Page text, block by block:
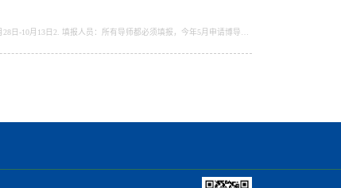
学校通知详见：https://oa.sdu.edu.cn/sdu_cms.jsp?messageId=58d59cc9-c6bf-4c36-b459-6d48e68e8a1d 1. 系统填报时间：9月28日-10月13日2. 填报人员：所有导师都必须填报，今年5月申请博导的老师已在系统填过硕导申请的，可不交纸质申请材料3. 将科研证明材料、经费证明材料纸质版装入信封交406办公室、2026硕导材料汇总表（附件1）电子版分别发王德强、褚宏伟老师邮箱，截止时间10 月 13 日上午8点4. 学硕填报：信息与通信工...